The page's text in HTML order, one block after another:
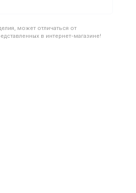
может отличаться от
в интернет-магазине!